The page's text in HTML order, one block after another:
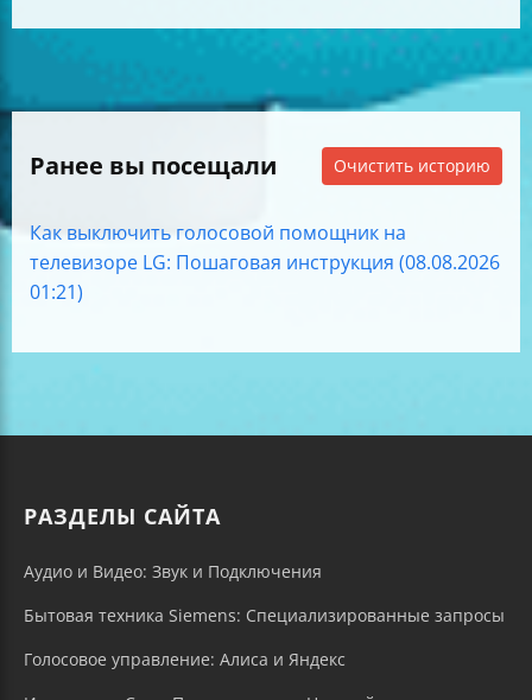
Ранее вы посещали Очистить историю
Как выключить голосовой помощник на
телевизоре LG: Пошаговая инструкция (08.08.2026
01:21)
РАЗДЕЛЫ САЙТА
Аудио и Видео: Звук и Подключения
Бытовая техника Siemens: Специализированные запросы
Голосовое управление: Алиса и Яндекс